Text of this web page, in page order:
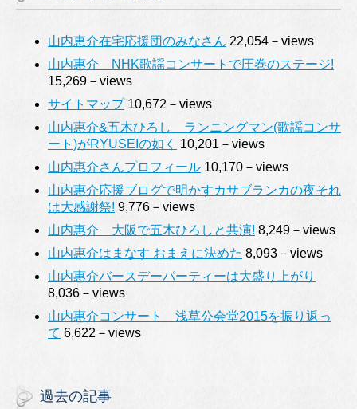
山内恵介在宅応援団のみなさん 22,054－views
山内惠介 NHK歌謡コンサートで圧巻のステージ!
15,269－views
サイトマップ10,672－views
山内惠介&五木ひろし ランニングマン(歌謡コンサ
ート)がRYUSEIの如く
10,201－views
山内惠介さんプロフィール 10,170－views
山内惠介応援ブログで明かすカサブランカの夜それ
は大感謝祭! 9,776－views
山内惠介 大阪で五木ひろしと共演! 8,249－views
山内惠介はまなす おまえに決めた 8,093－views
山内惠介バースデーパーティーは大盛り上がり
8,036－views
山内惠介コンサート 浅草公会堂2015を振り返っ
て 6,622－views
過去の記事